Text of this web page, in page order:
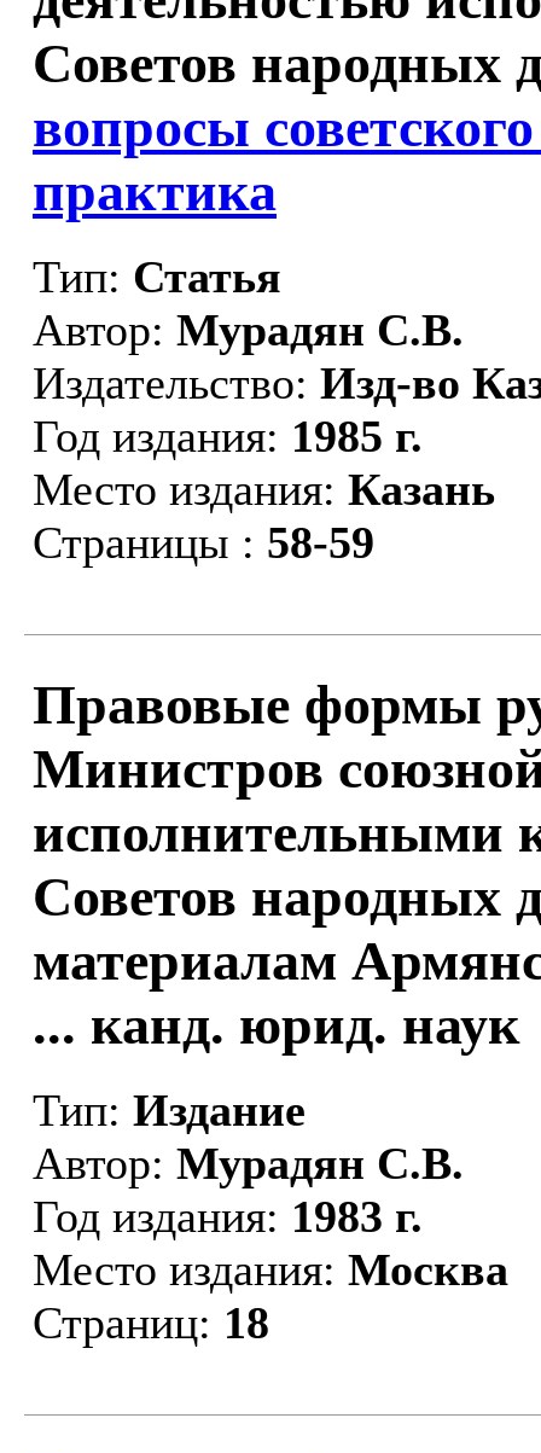
Советов народных
вопросы
практика
Тип: Статья
Автор: Мурадян С.В.
Издательство: Изд-во
Год издания: 1985 г.
Место издания: Казань
Страницы : 58-59
Правовые формы
Министров
исполнительными
Советов народных
материалам
... канд. юрид. наук
Тип: Издание
Автор: Мурадян С.В.
Год издания: 1983 г.
Место издания: Москва
Страниц: 18